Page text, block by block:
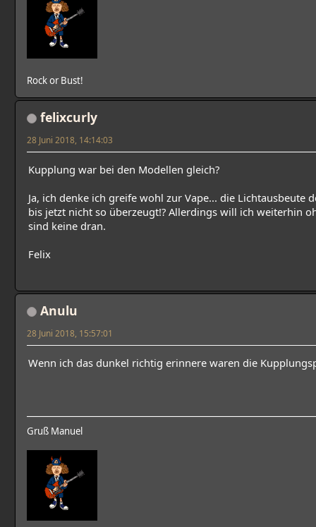
Rock or Bust!
felixcurly
28 Juni 2018, 14:14:03
Kupplung war bei den Modellen gleich?
Ja, ich denke ich greife wohl zur Vape... die Lichtausbeute
bis jetzt nicht so überzeugt!? Allerdings will ich weiterhin
sind keine dran.
Felix
Anulu
28 Juni 2018, 15:57:01
Wenn ich das dunkel richtig erinnere waren die
Gruß Manuel